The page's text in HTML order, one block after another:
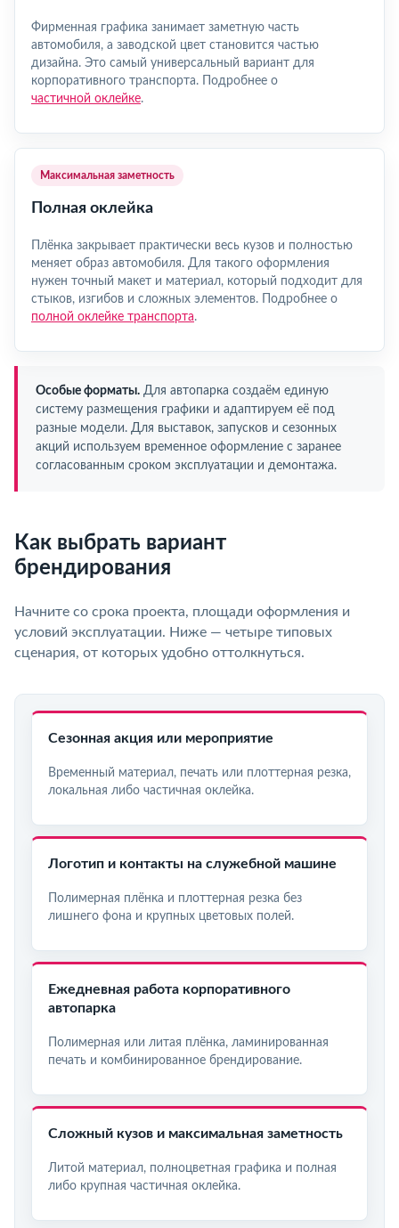
Фирменная графика занимает заметную часть
автомобиля, а заводской цвет становится частью
дизайна. Это самый универсальный вариант для
корпоративного транспорта. Подробнее о
частичной оклейке.
Максимальная заметность
Полная оклейка
Плёнка закрывает практически весь кузов и полностью
меняет образ автомобиля. Для такого оформления
нужен точный макет и материал, который подходит для
стыков, изгибов и сложных элементов. Подробнее о
полной оклейке транспорта.
Особые форматы. Для автопарка создаём единую
систему размещения графики и адаптируем её под
разные модели. Для выставок, запусков и сезонных
акций используем временное оформление с заранее
согласованным сроком эксплуатации и демонтажа.
Как выбрать вариант
брендирования
Начните со срока проекта, площади оформления и
условий эксплуатации. Ниже — четыре типовых
сценария, от которых удобно оттолкнуться.
Сезонная акция или мероприятие
Временный материал, печать или плоттерная резка,
локальная либо частичная оклейка.
Логотип и контакты на служебной машине
Полимерная плёнка и плоттерная резка без
лишнего фона и крупных цветовых полей.
Ежедневная работа корпоративного
автопарка
Полимерная или литая плёнка, ламинированная
печать и комбинированное брендирование.
Сложный кузов и максимальная заметность
Литой материал, полноцветная графика и полная
либо крупная частичная оклейка.